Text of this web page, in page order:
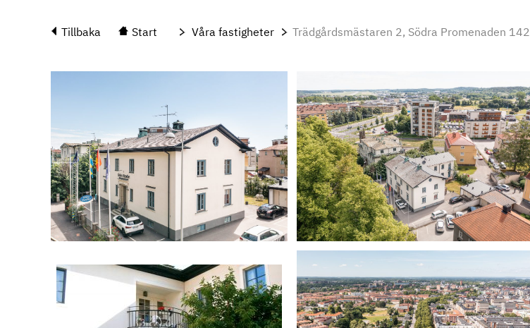
Tillbaka Start Våra fastigheter Trädgårdsmästaren 2, Södra Promenaden 142